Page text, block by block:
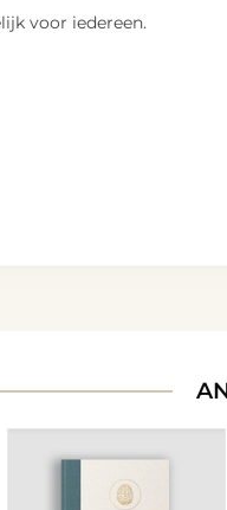
voor iedereen.